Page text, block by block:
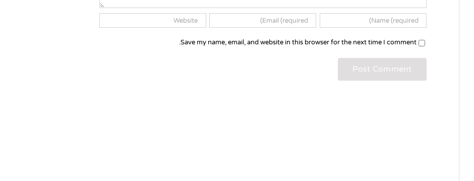
Save my name, email, and website in this browser for the next time I comment.